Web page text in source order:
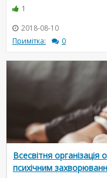
1
2018-08-10
Примітка:
0
Всесвітня
психічним